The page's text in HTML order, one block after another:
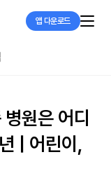
앱 다운로드
원은 어디
| 어린이,